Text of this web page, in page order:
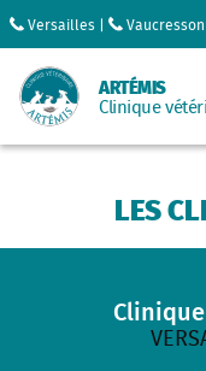
Versailles | Vaucresson
ARTÉMIS
Clinique
LES